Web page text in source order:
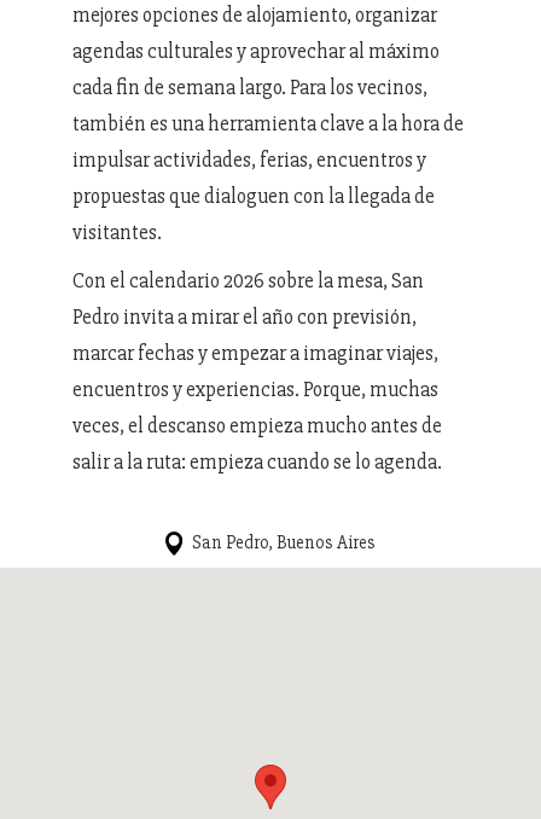
mejores opciones de alojamiento, organizar
agendas culturales y aprovechar al máximo
cada fin de semana largo. Para los vecinos,
también es una herramienta clave a la hora de
impulsar actividades, ferias, encuentros y
propuestas que dialoguen con la llegada de
visitantes.
Con el calendario 2026 sobre la mesa, San
Pedro invita a mirar el año con previsión,
marcar fechas y empezar a imaginar viajes,
encuentros y experiencias. Porque, muchas
veces, el descanso empieza mucho antes de
salir a la ruta: empieza cuando se lo agenda.
San Pedro, Buenos Aires